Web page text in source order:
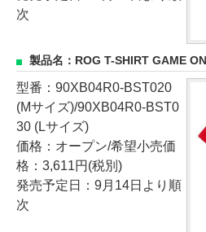
次
製品名：ROG T-SHIRT GAME ON
型番：90XB04R0-BST020
(Mサイズ)/90XB04R0-BST0
30 (Lサイズ)
価格：オープン/希望小売価
格：3,611円(税別)
発売予定日：9月14日より順
次